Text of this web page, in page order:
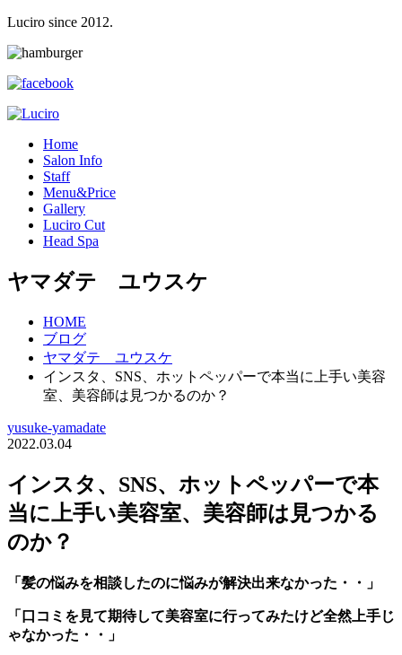
Luciro since 2012.
Home
Salon Info
Staff
Menu&Price
Gallery
Luciro Cut
Head Spa
ヤマダテ ユウスケ
HOME
ブログ
ヤマダテ ユウスケ
インスタ、SNS、ホットペッパーで本当に上手い美容
室、美容師は見つかるのか？
yusuke-yamadate
2022.03.04
インスタ、SNS、ホットペッパーで本
当に上手い美容室、美容師は見つかる
のか？
「髪の悩みを相談したのに悩みが解決出来なかった・・」
「口コミを見て期待して美容室に行ってみたけど全然上手じ
ゃなかった・・」